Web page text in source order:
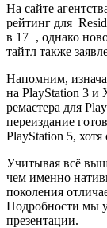
На сайте
рейтинг для
в 17+, однако
тайтл также
Напомним,
на PlayStation 3 и
ремастера для
переиздание
PlayStation 5,
Учитывая всё
чем именно
поколения
Подробности мы
презентации.